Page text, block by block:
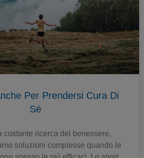
Per Prendersi Cura Di
Sé
costante ricerca del benessere,
soluzioni complesse quando le